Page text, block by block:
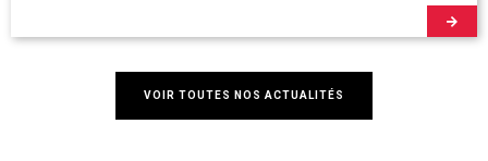
VOIR TOUTES NOS ACTUALITÉS